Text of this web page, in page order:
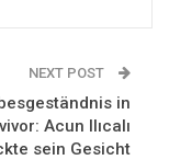
NEXT POST
in
Acun Ilıcalı
sein Gesicht